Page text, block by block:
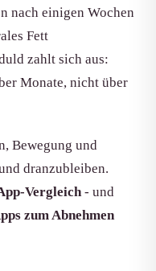
nach einigen Wochen
Fett
zahlt sich aus:
Monate, nicht über
Bewegung und
dranzubleiben.
Vergleich- und
zum Abnehmen